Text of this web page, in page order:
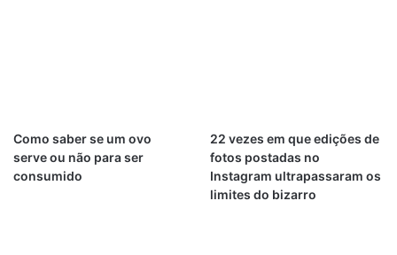
Como saber se um ovo
serve ou não para ser
consumido
22 vezes em que edições de
fotos postadas no
Instagram ultrapassaram os
limites do bizarro